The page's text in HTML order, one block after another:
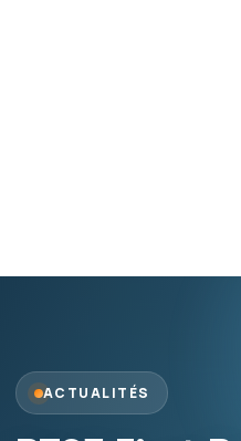
ACTUALITÉS